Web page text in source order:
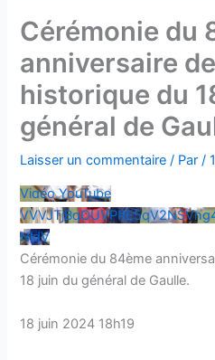
Cérémonie du
anniversaire de
historique du
général de
Laisser un commentaire / Par/
Vidéo YouTube
NldV
Cérémonie du 84ème
18 juin du général de Gaulle.
18 juin 2024 18h19